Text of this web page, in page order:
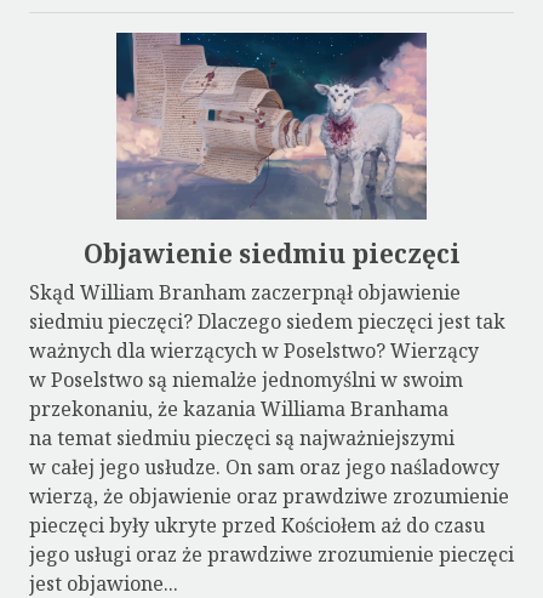
Objawienie siedmiu pieczęci
Skąd William Branham zaczerpnął objawienie
siedmiu pieczęci? Dlaczego siedem pieczęci jest tak
ważnych dla wierzących w Poselstwo? Wierzący
w Poselstwo są niemalże jednomyślni w swoim
przekonaniu, że kazania Williama Branhama
na temat siedmiu pieczęci są najważniejszymi
w całej jego usłudze. On sam oraz jego naśladowcy
wierzą, że objawienie oraz prawdziwe zrozumienie
pieczęci były ukryte przed Kościołem aż do czasu
jego usługi oraz że prawdziwe zrozumienie pieczęci
jest objawione...